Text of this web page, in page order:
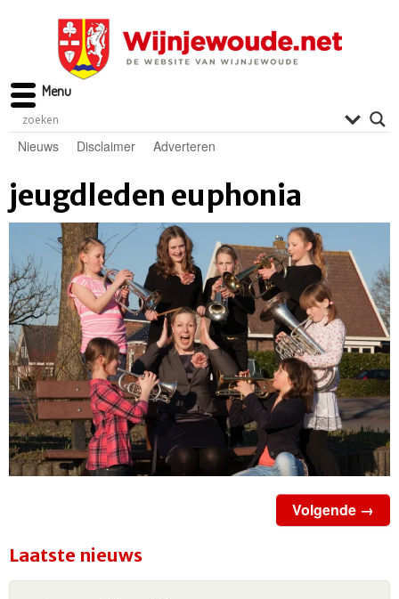
Nieuws Disclaimer Adverteren
jeugdleden euphonia
Volgende →
Laatste nieuws
Menu